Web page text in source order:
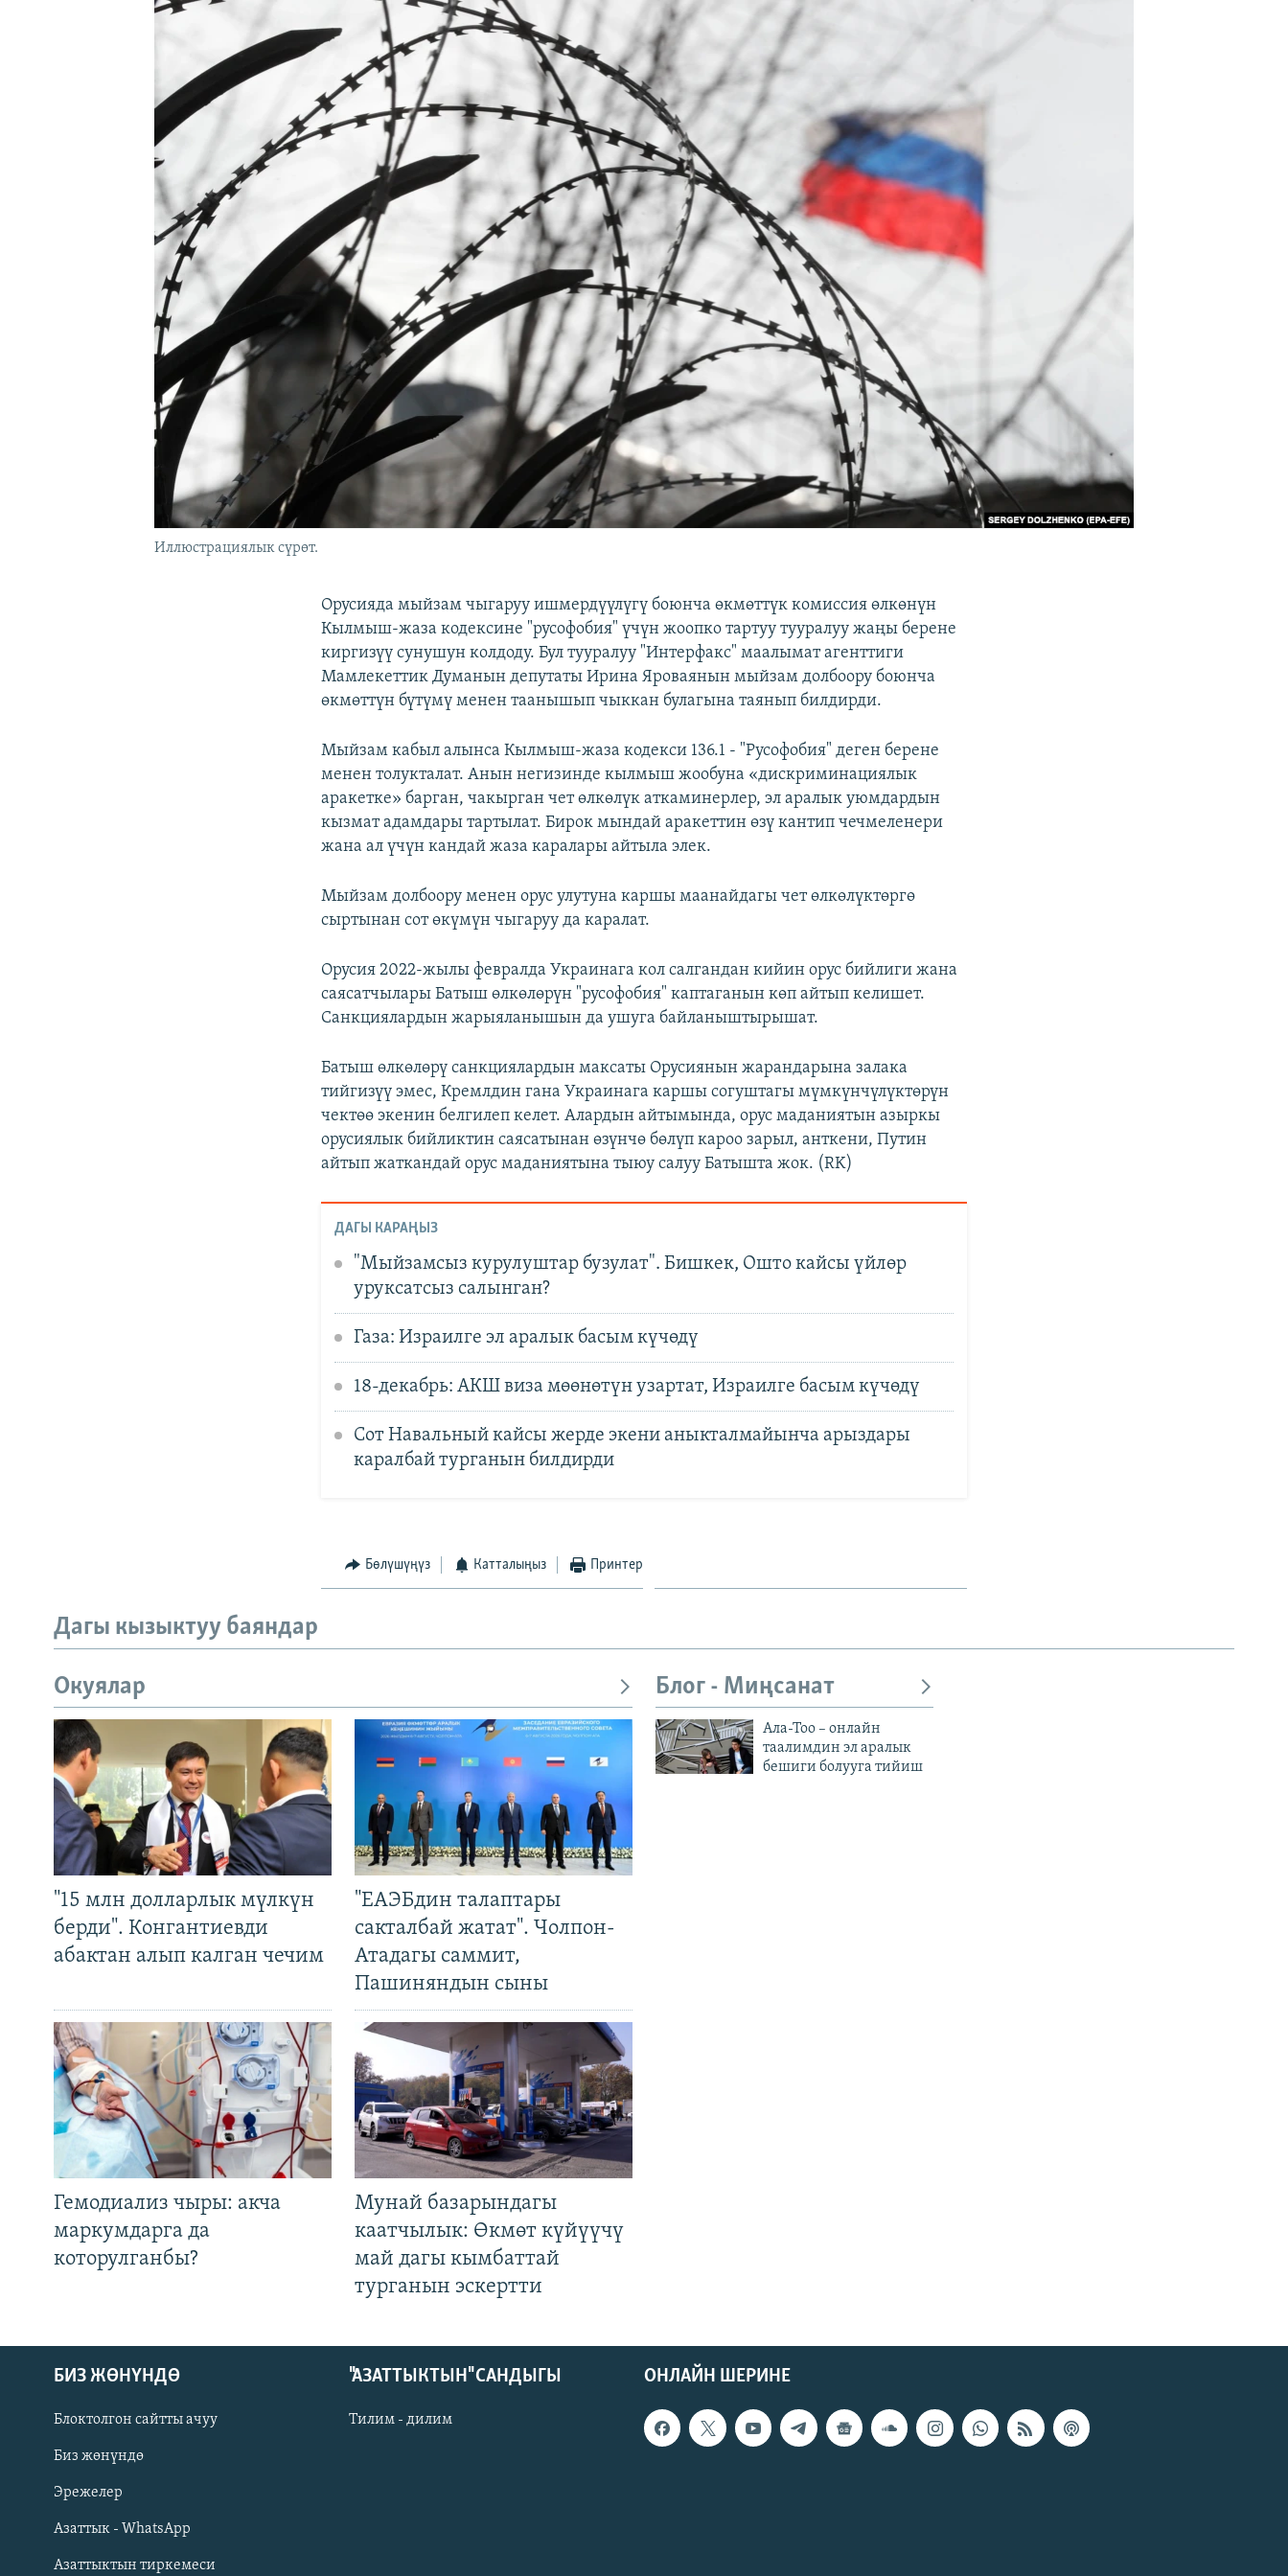
Русский
ОНЛАЙН ШЕРИНЕ
Иллюстрациялык сүрөт.
Орусияда мыйзам чыгаруу ишмердүүлүгү боюнча өкмөттүк комиссия өлкөнүн
Кылмыш-жаза кодексине "русофобия" үчүн жоопко тартуу тууралуу жаңы берене
киргизүү сунушун колдоду. Бул тууралуу "Интерфакс" маалымат агенттиги
Мамлекеттик Думанын депутаты Ирина Яроваянын мыйзам долбоору боюнча
өкмөттүн бүтүмү менен таанышып чыккан булагына таянып билдирди.
Мыйзам кабыл алынса Кылмыш-жаза кодекси 136.1 - "Русофобия" деген берене
менен толукталат. Анын негизинде кылмыш жообуна «дискриминациялык
аракетке» барган, чакырган чет өлкөлүк аткаминерлер, эл аралык уюмдардын
кызмат адамдары тартылат. Бирок мындай аракеттин өзү кантип чечмеленери
жана ал үчүн кандай жаза каралары айтыла элек.
Мыйзам долбоору менен орус улутуна каршы маанайдагы чет өлкөлүктөргө
сыртынан сот өкүмүн чыгаруу да каралат.
Орусия 2022-жылы февралда Украинага кол салгандан кийин орус бийлиги жана
саясатчылары Батыш өлкөлөрүн "русофобия" каптаганын көп айтып келишет.
Санкциялардын жарыяланышын да ушуга байланыштырышат.
Батыш өлкөлөрү санкциялардын максаты Орусиянын жарандарына залака
тийгизүү эмес, Кремлдин гана Украинага каршы согуштагы мүмкүнчүлүктөрүн
чектөө экенин белгилеп келет. Алардын айтымында, орус маданиятын азыркы
орусиялык бийликтин саясатынан өзүнчө бөлүп кароо зарыл, анткени, Путин
айтып жаткандай орус маданиятына тыюу салуу Батышта жок. (RK)
ДАГЫ КАРАҢЫЗ
"Мыйзамсыз курулуштар бузулат". Бишкек, Ошто кайсы үйлөр
уруксатсыз салынган?
Газа: Израилге эл аралык басым күчөдү
18-декабрь: АКШ виза мөөнөтүн узартат, Израилге басым күчөдү
Сот Навальный кайсы жерде экени аныкталмайынча арыздары
каралбай турганын билдирди
Бөлүшүңүз Катталыңыз Принтер
Дагы кызыктуу баяндар
Окуялар
"15 млн долларлык мүлкүн
берди". Конгантиевди
абактан алып калган чечим
"ЕАЭБдин талаптары
сакталбай жатат". Чолпон-
Атадагы саммит,
Пашиняндын сыны
Гемодиализ чыры: акча
маркумдарга да
которулганбы?
Мунай базарындагы
каатчылык: Өкмөт күйүүчү
май дагы кымбаттай
турганын эскертти
Блог - Миңсанат
Ала-Тоо – онлайн
таалимдин эл аралык
бешиги болууга тийиш
ОНЛАЙН ШЕРИНЕ
БИЗ ЖӨНҮНДӨ
Блоктолгон сайтты ачуу
Биз жөнүндө
Эрежелер
Азаттык - WhatsApp
Азаттыктын тиркемеси
"АЗАТТЫКТЫН" САНДЫГЫ
Тилим - дилим